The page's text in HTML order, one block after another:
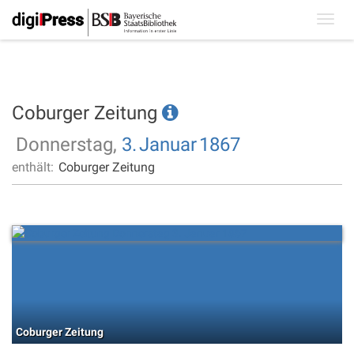
Coburger Zeitung
Donnerstag, 3.Januar1867
enthält: Coburger Zeitung
Coburger Zeitung